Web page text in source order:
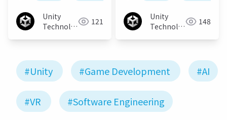
Unity
Technologies 121
Unity
Technologies 148
#Unity #Game Development #AI
#VR #Software Engineering